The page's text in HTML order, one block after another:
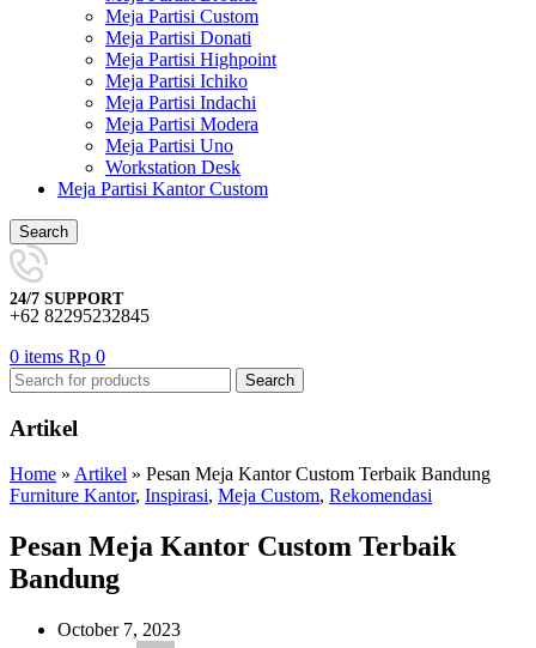
Meja Partisi Custom
Meja Partisi Donati
Meja Partisi Highpoint
Meja Partisi Ichiko
Meja Partisi Indachi
Meja Partisi Modera
Meja Partisi Uno
Workstation Desk
Meja Partisi Kantor Custom
Search
24/7 SUPPORT
+62 82295232845
0 items Rp 0
Search
Artikel
Home » Artikel » Pesan Meja Kantor Custom Terbaik Bandung
Furniture Kantor, Inspirasi, Meja Custom, Rekomendasi
Pesan Meja Kantor Custom Terbaik
Bandung
October 7, 2023